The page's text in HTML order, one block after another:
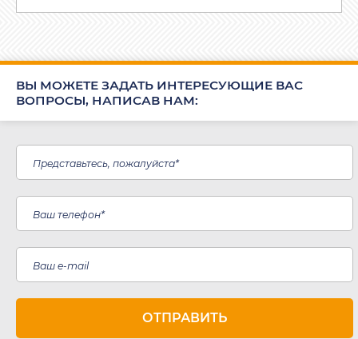
ВЫ МОЖЕТЕ ЗАДАТЬ ИНТЕРЕСУЮЩИЕ ВАС
ВОПРОСЫ, НАПИСАВ НАМ: